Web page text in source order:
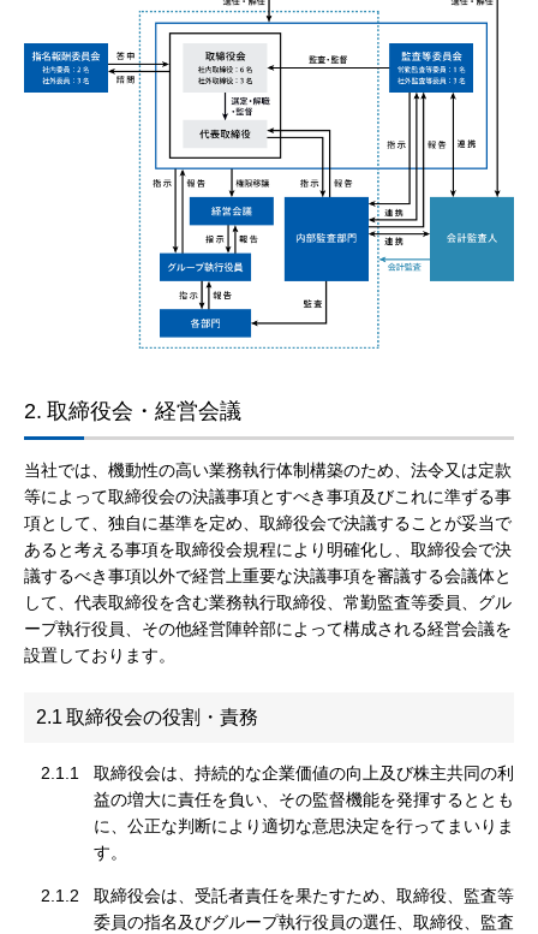
2. 取締役会・経営会議
当社では、機動性の高い業務執行体制構築のため、法令又は定款
等によって取締役会の決議事項とすべき事項及びこれに準ずる事
項として、独自に基準を定め、取締役会で決議することが妥当で
あると考える事項を取締役会規程により明確化し、取締役会で決
議するべき事項以外で経営上重要な決議事項を審議する会議体と
して、代表取締役を含む業務執行取締役、常勤監査等委員、グル
ープ執行役員、その他経営陣幹部によって構成される経営会議を
設置しております。
2.1取締役会の役割・責務
2.1.1
取締役会は、持続的な企業価値の向上及び株主共同の利
益の増大に責任を負い、その監督機能を発揮するととも
に、公正な判断により適切な意思決定を行ってまいりま
す。
2.1.2
取締役会は、受託者責任を果たすため、取締役、監査等
委員の指名及びグループ執行役員の選任、取締役、監査